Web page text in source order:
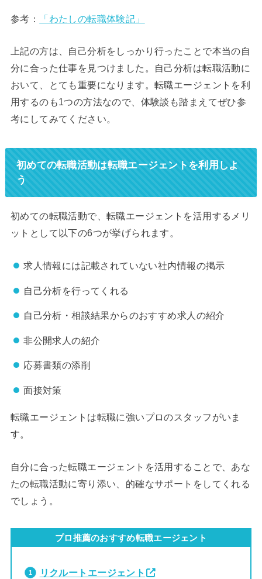
参考： 「わたしの転職体験記」
上記の方は、自己分析をしっかり行ったことで本当の自
分に合った仕事を見つけました。自己分析は転職活動に
おいて、とても重要になります。転職エージェントを利
用するのも1つの方法なので、体験談も踏まえてぜひ参
考にしてみてください。
初めての転職活動は転職エージェントを利用しよ
う
初めての転職活動で、転職エージェントを活用するメリ
ットとして以下の6つが挙げられます。
求人情報には記載されていない社内情報の掲示
自己分析を行ってくれる
自己分析・相談結果からのおすすめ求人の紹介
非公開求人の紹介
応募書類の添削
面接対策
転職エージェントは転職に強いプロのスタッフがいま
す。
自分に合った転職エージェントを活用することで、あな
たの転職活動に寄り添い、的確なサポートをしてくれる
でしょう。
プロ推薦のおすすめ転職エージェント
リクルートエージェント